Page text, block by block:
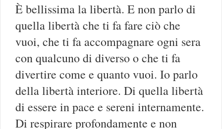
È bellissima la libertà. E non parlo di
quella libertà che ti fa fare ciò che
vuoi, che ti fa accompagnare ogni sera
con qualcuno di diverso o che ti fa
divertire come e quanto vuoi. Io parlo
della libertà interiore. Di quella libertà
di essere in pace e sereni internamente.
Di respirare profondamente e non